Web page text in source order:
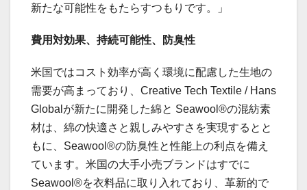
新たな可能性をもたらすつもりです。」
費用対効果、持続可能性、防臭性
米国ではコスト効率が高く環境に配慮した生地の
需要が高まっており、Creative Tech Textile / Hans
Globalが新たに開発した綿と Seawool®の混紡素
材は、綿の快適さと親しみやすさを実現するとと
もに、Seawool®の防臭性と性能上の利点を備え
ています。米国の大手小売ブランドはすでに
Seawool®を衣料品に取り入れており、革新的で